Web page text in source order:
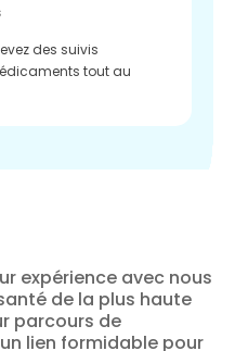
des suivis
tout au
expérience avec nous
de la plus haute
parcours de
lien formidable pour